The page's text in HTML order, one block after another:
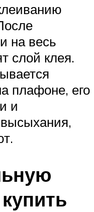
на весь
слой клея.
плафоне, его
и